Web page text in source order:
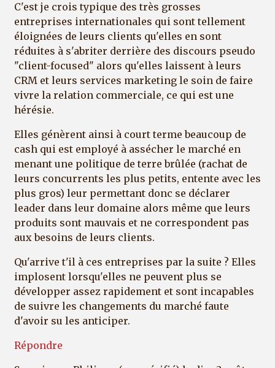
C'est je crois typique des très grosses
entreprises internationales qui sont tellement
éloignées de leurs clients qu'elles en sont
réduites à s'abriter derrière des discours pseudo
"client-focused" alors qu'elles laissent à leurs
CRM et leurs services marketing le soin de faire
vivre la relation commerciale, ce qui est une
hérésie.
Elles génèrent ainsi à court terme beaucoup de
cash qui est employé à assécher le marché en
menant une politique de terre brûlée (rachat de
leurs concurrents les plus petits, entente avec les
plus gros) leur permettant donc se déclarer
leader dans leur domaine alors même que leurs
produits sont mauvais et ne correspondent pas
aux besoins de leurs clients.
Qu'arrive t'il à ces entreprises par la suite ? Elles
implosent lorsqu'elles ne peuvent plus se
développer assez rapidement et sont incapables
de suivre les changements du marché faute
d'avoir su les anticiper.
Répondre